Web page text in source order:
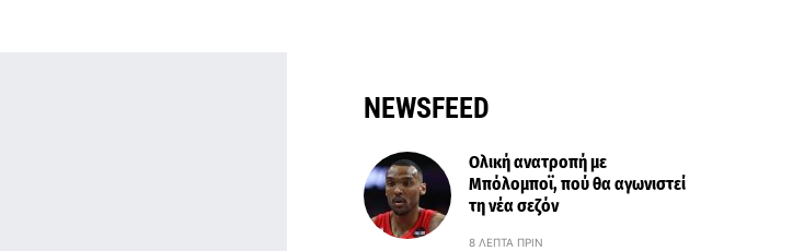
NEWSFEED
Ολική ανατροπή με
Μπόλομποϊ, πού θα αγωνιστεί
τη νέα σεζόν
8 ΛΕΠΤΆ ΠΡΙΝ